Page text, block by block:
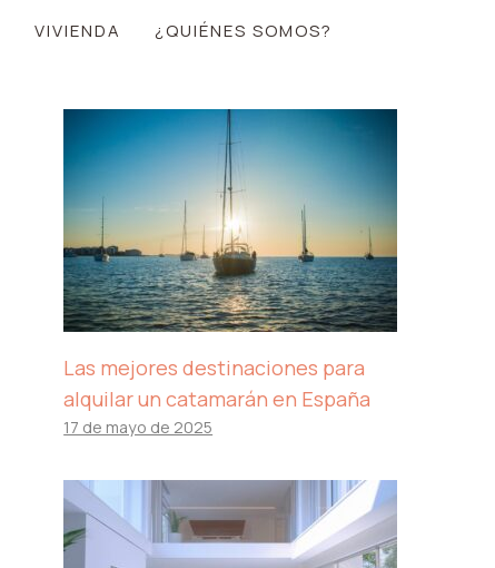
VIVIENDA
¿QUIÉNES SOMOS?
Las mejores destinaciones para
alquilar un catamarán en España
17 de mayo de 2025